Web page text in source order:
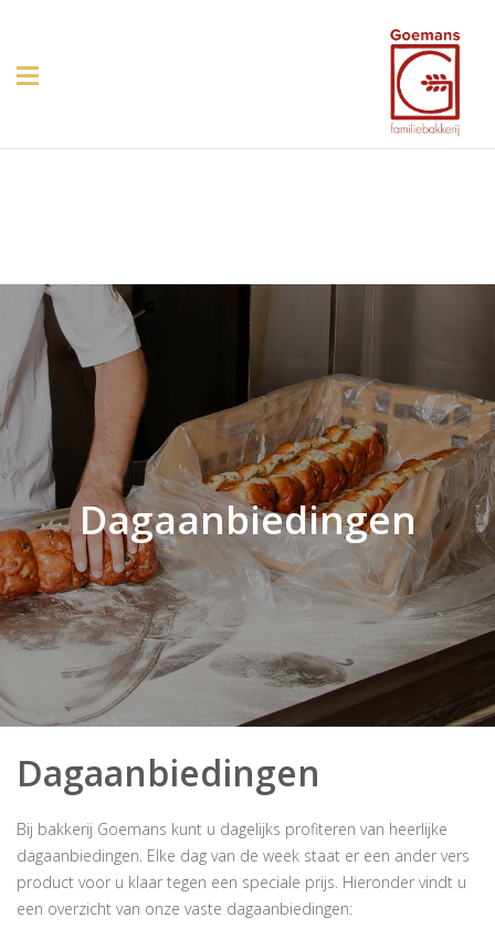
Dagaanbiedingen
Dagaanbiedingen
Bij bakkerij Goemans kunt u dagelijks profiteren van heerlijke
dagaanbiedingen. Elke dag van de week staat er een ander vers
product voor u klaar tegen een speciale prijs. Hieronder vindt u
een overzicht van onze vaste dagaanbiedingen: